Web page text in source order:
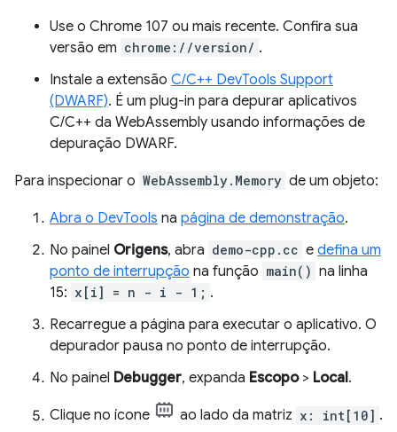
Use o Chrome 107 ou mais recente. Confira sua
versão em chrome://version/ .
Instale a extensão C/C++ DevTools Support
(DWARF). É um plug-in para depurar aplicativos
C/C++ da WebAssembly usando informações de
depuração DWARF.
Para inspecionar o WebAssembly.Memory de um objeto:
Abra o DevTools na página de demonstração.
No painel Origens, abra demo-cpp.cc e defina um
ponto de interrupção na função main() na linha
15: x[i] = n - i - 1; .
Recarregue a página para executar o aplicativo. O
depurador pausa no ponto de interrupção.
No painel Debugger, expanda Escopo> Local.
Clique no ícone ao lado da matriz x: int[10] .